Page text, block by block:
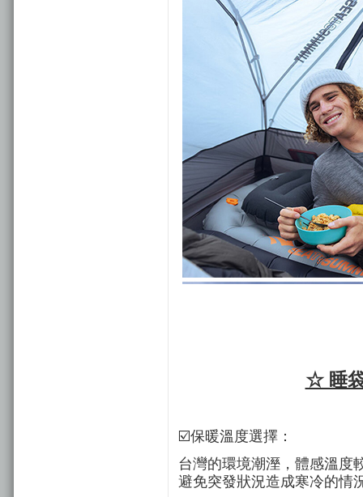
☆ 睡
☑️保暖溫度選擇：
台灣的環境潮溼，體感溫度
避免突發狀況造成寒冷的情